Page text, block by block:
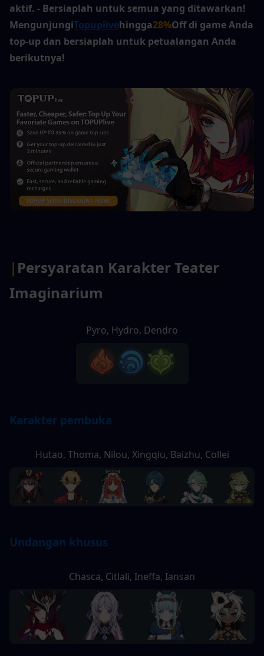
aktif. - Bersiaplah untuk semua yang ditawarkan!
MengunjungiTopuplivehingga28%Off di game Anda
top-up dan bersiaplah untuk petualangan Anda
berikutnya!
| Persyaratan Karakter Teater
Imaginarium
Pyro, Hydro, Dendro
Karakter pembuka
Hutao, Thoma, Nilou, Xingqiu, Baizhu, Collei
Undangan khusus
Chasca, Citlali, Ineffa, Iansan